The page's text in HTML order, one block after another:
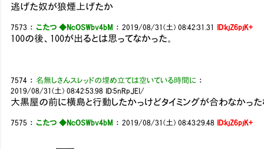
逃げた奴が狼煙上げたか
7573 ： こたつ ◆NcOSWbv4bM ：2019/08/31(土) 08:42:31.31 ID:kjZ6pjK+
100の後、100が出るとは思ってなかった。
7574 ： 名無しさんスレッドの埋め立ては空いている時間に ：
2019/08/31(土) 08:42:53.98 ID:5nRpJEI/
大黒屋の前に横島と行動したかっけどタイミングが合わなかった
7575 ： こたつ ◆NcOSWbv4bM ：2019/08/31(土) 08:43:29.48 ID:kjZ6pjK+